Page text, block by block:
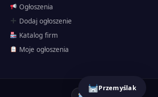
Przemyślak
🗺 Atrakcje Twierdza
Przemyślak
Ogłoszenia
Dodaj ogłoszenie
Katalog firm
Moje ogłoszenia
Powered by AI